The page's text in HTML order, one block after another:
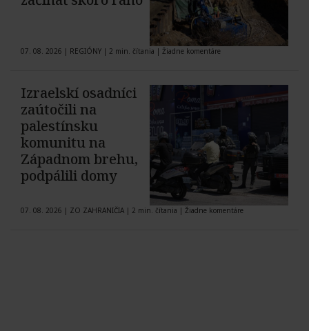
07. 08. 2026 | REGIÓNY | 2 min. čítania | Žiadne komentáre
Izraelskí osadníci
zaútočili na
palestínsku
komunitu na
Západnom brehu,
podpálili domy
07. 08. 2026 | ZO ZAHRANIČIA | 2 min. čítania | Žiadne komentáre